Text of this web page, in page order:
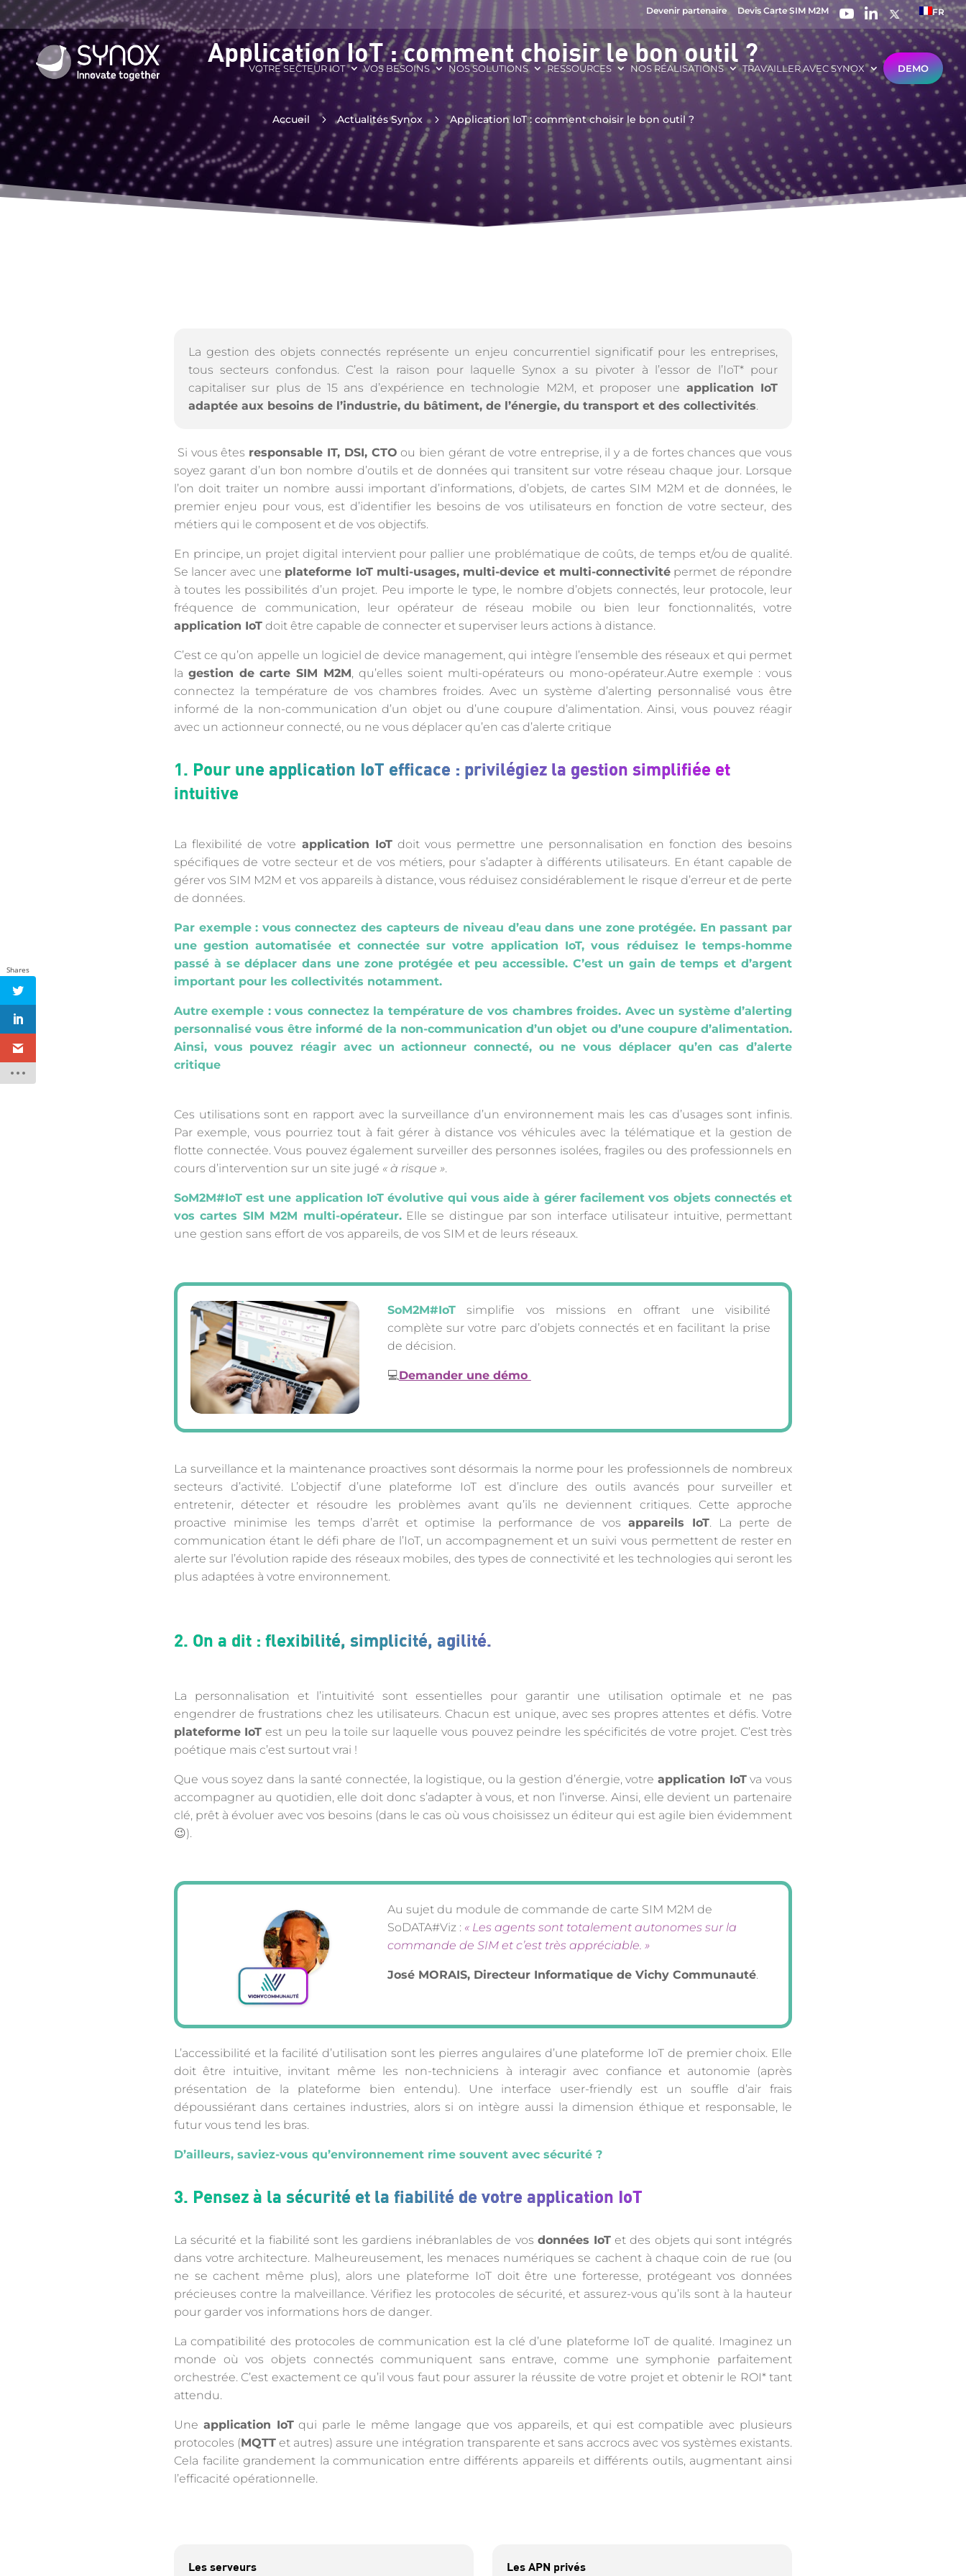
Devenir partenaire Devis Carte SIM M2M FR
VOTRE SECTEUR IOT VOS BESOINS NOS SOLUTIONS RESSOURCES NOS RÉALISATIONS TRAVAILLER AVEC SYNOX DEMO
Application IoT : comment choisir le bon outil ?
Accueil 5 Actualités Synox 5 Application IoT : comment choisir le bon outil ?
La gestion des objets connectés représente un enjeu concurrentiel significatif pour les entreprises,
tous secteurs confondus. C’est la raison pour laquelle Synox a su pivoter à l’essor de l’IoT* pour
capitaliser sur plus de 15 ans d’expérience en technologie M2M, et proposer une application IoT
adaptée aux besoins de l’industrie, du bâtiment, de l’énergie, du transport et des collectivités.
Si vous êtes responsable IT, DSI, CTO ou bien gérant de votre entreprise, il y a de fortes chances que vous
soyez garant d’un bon nombre d’outils et de données qui transitent sur votre réseau chaque jour. Lorsque
l’on doit traiter un nombre aussi important d’informations, d’objets, de cartes SIM M2M et de données, le
premier enjeu pour vous, est d’identifier les besoins de vos utilisateurs en fonction de votre secteur, des
métiers qui le composent et de vos objectifs.
En principe, un projet digital intervient pour pallier une problématique de coûts, de temps et/ou de qualité.
Se lancer avec une plateforme IoT multi-usages, multi-device et multi-connectivité permet de répondre
à toutes les possibilités d’un projet. Peu importe le type, le nombre d’objets connectés, leur protocole, leur
fréquence de communication, leur opérateur de réseau mobile ou bien leur fonctionnalités, votre
application IoTdoit être capable de connecter et superviser leurs actions à distance.
C’est ce qu’on appelle un logiciel de device management, qui intègre l’ensemble des réseaux et qui permet
la gestion de carte SIM M2M, qu’elles soient multi-opérateurs ou mono-opérateur.Autre exemple : vous
connectez la température de vos chambres froides. Avec un système d’alerting personnalisé vous être
informé de la non-communication d’un objet ou d’une coupure d’alimentation. Ainsi, vous pouvez réagir
avec un actionneur connecté, ou ne vous déplacer qu’en cas d’alerte critique
1. Pour une application IoT efficace : privilégiez la gestion simplifiée et
intuitive
La flexibilité de votre application IoTdoit vous permettre une personnalisation en fonction des besoins
spécifiques de votre secteur et de vos métiers, pour s’adapter à différents utilisateurs. En étant capable de
gérer vos SIM M2M et vos appareils à distance, vous réduisez considérablement le risque d’erreur et de perte
de données.
Par exemple : vous connectez des capteurs de niveau d’eau dans une zone protégée. En passant par
une gestion automatisée et connectée sur votre application IoT, vous réduisez le temps-homme
passé à se déplacer dans une zone protégée et peu accessible. C’est un gain de temps et d’argent
important pour les collectivités notamment.
Autre exemple : vous connectez la température de vos chambres froides. Avec un système d’alerting
personnalisé vous être informé de la non-communication d’un objet ou d’une coupure d’alimentation.
Ainsi, vous pouvez réagir avec un actionneur connecté, ou ne vous déplacer qu’en cas d’alerte
critique
Ces utilisations sont en rapport avec la surveillance d’un environnement mais les cas d’usages sont infinis.
Par exemple, vous pourriez tout à fait gérer à distance vos véhicules avec la télématique et la gestion de
flotte connectée. Vous pouvez également surveiller des personnes isolées, fragiles ou des professionnels en
cours d’intervention sur un site jugé « à risque ».
SoM2M#IoT est une application IoT évolutive qui vous aide à gérer facilement vos objets connectés et
vos cartes SIM M2M multi-opérateur.Elle se distingue par son interface utilisateur intuitive, permettant
une gestion sans effort de vos appareils, de vos SIM et de leurs réseaux.
SoM2M#IoTsimplifie vos missions en offrant une visibilité
complète sur votre parc d’objets connectés et en facilitant la prise
de décision.
💻Demander une démo
La surveillance et la maintenance proactives sont désormais la norme pour les professionnels de nombreux
secteurs d’activité. L’objectif d’une plateforme IoT est d’inclure des outils avancés pour surveiller et
entretenir, détecter et résoudre les problèmes avant qu’ils ne deviennent critiques. Cette approche
proactive minimise les temps d’arrêt et optimise la performance de vosappareils IoT. La perte de
communication étant le défi phare de l’IoT, un accompagnement et un suivi vous permettent de rester en
alerte sur l’évolution rapide des réseaux mobiles, des types de connectivité et les technologies qui seront les
plus adaptées à votre environnement.
2. On a dit : flexibilité, simplicité, agilité.
La personnalisation et l’intuitivité sont essentielles pour garantir une utilisation optimale et ne pas
engendrer de frustrations chez les utilisateurs. Chacun est unique, avec ses propres attentes et défis. Votre
plateforme IoT est un peu la toile sur laquelle vous pouvez peindre les spécificités de votre projet. C’est très
poétique mais c’est surtout vrai !
Que vous soyez dans la santé connectée, la logistique, ou la gestion d’énergie, votreapplication IoTva vous
accompagner au quotidien, elle doit donc s’adapter à vous, et non l’inverse. Ainsi, elle devient un partenaire
clé, prêt à évoluer avec vos besoins (dans le cas où vous choisissez un éditeur qui est agile bien évidemment
😉).
Au sujet du module de commande de carte SIM M2M de
SoDATA#Viz : « Les agents sont totalement autonomes sur la
commande de SIM et c’est très appréciable. »
José MORAIS, Directeur Informatique de Vichy Communauté.
L’accessibilité et la facilité d’utilisation sont les pierres angulaires d’une plateforme IoT de premier choix. Elle
doit être intuitive, invitant même les non-techniciens à interagir avec confiance et autonomie (après
présentation de la plateforme bien entendu). Une interface user-friendly est un souffle d’air frais
dépoussiérant dans certaines industries, alors si on intègre aussi la dimension éthique et responsable, le
futur vous tend les bras.
D’ailleurs, saviez-vous qu’environnement rime souvent avec sécurité ?
3. Pensez à la sécurité et la fiabilité de votre application IoT
La sécurité et la fiabilité sont les gardiens inébranlables de vos données IoT et des objets qui sont intégrés
dans votre architecture. Malheureusement, les menaces numériques se cachent à chaque coin de rue (ou
ne se cachent même plus), alors une plateforme IoT doit être une forteresse, protégeant vos données
précieuses contre la malveillance. Vérifiez les protocoles de sécurité, et assurez-vous qu’ils sont à la hauteur
pour garder vos informations hors de danger.
La compatibilité des protocoles de communication est la clé d’une plateforme IoT de qualité. Imaginez un
monde où vos objets connectés communiquent sans entrave, comme une symphonie parfaitement
orchestrée. C’est exactement ce qu’il vous faut pour assurer la réussite de votre projet et obtenir le ROI* tant
attendu.
Une application IoTqui parle le même langage que vos appareils, et qui est compatible avec plusieurs
protocoles (MQTTet autres) assure une intégration transparente et sans accrocs avec vos systèmes existants.
Cela facilite grandement la communication entre différents appareils et différents outils, augmentant ainsi
l’efficacité opérationnelle.
Les serveurs Les APN privés
Shares